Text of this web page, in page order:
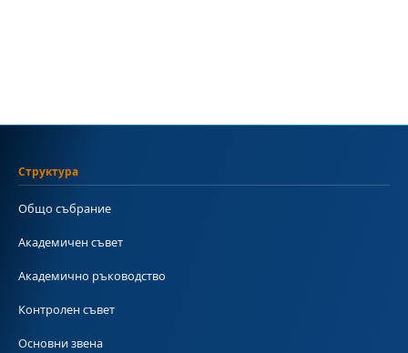
Структура
Общо събрание
Академичен съвет
Академично ръководство
Контролен съвет
Основни звена